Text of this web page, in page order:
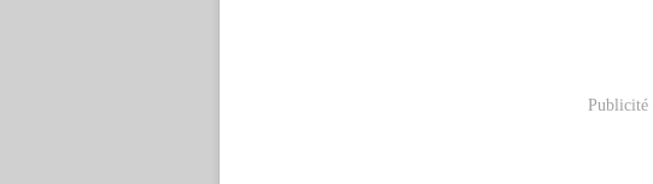
Publicité